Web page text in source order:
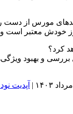
معتبر است و
و بهبود
آپدیت نود 32 در تاریخ چهارشنبه 10